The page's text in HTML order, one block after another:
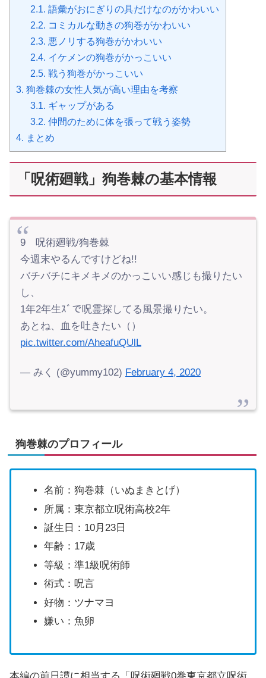
2.1. 語彙がおにぎりの具だけなのがかわいい
2.2. コミカルな動きの狗巻がかわいい
2.3. 悪ノリする狗巻がかわいい
2.4. イケメンの狗巻がかっこいい
2.5. 戦う狗巻がかっこいい
3. 狗巻棘の女性人気が高い理由を考察
3.1. ギャップがある
3.2. 仲間のために体を張って戦う姿勢
4. まとめ
「呪術廻戦」狗巻棘の基本情報
9 呪術廻戦/狗巻棘
今週末やるんですけどね!!
バチバチにキメキメのかっこいい感じも撮りたい
し、
1年2年生ｽﾞで呪霊探してる風景撮りたい。
あとね、血を吐きたい（）
pic.twitter.com/AheafuQUlL
— みく (@yummy102) February 4, 2020
狗巻棘のプロフィール
名前：狗巻棘（いぬまきとげ）
所属：東京都立呪術高校2年
誕生日：10月23日
年齢：17歳
等級：準1級呪術師
術式：呪言
好物：ツナマヨ
嫌い：魚卵